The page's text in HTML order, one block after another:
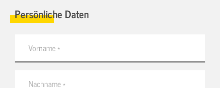
Persönliche Daten